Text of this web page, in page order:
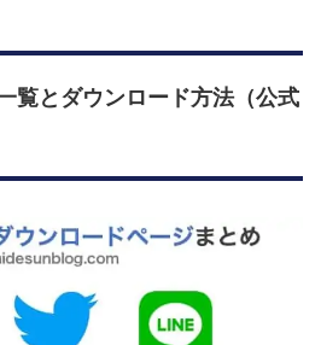
覧とダウンロード方法（公式